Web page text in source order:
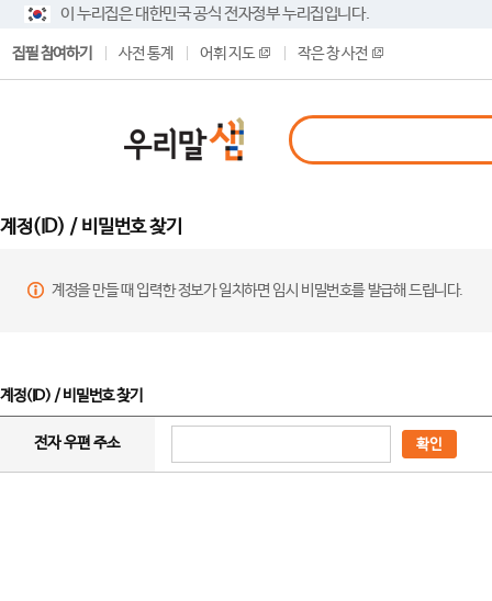
이 누리집은 대한민국 공식 전자정부 누리집입니다.
집필 참여하기 사전 통계 어휘 지도 작은 창 사전
계정(ID) / 비밀번호 찾기
계정을 만들 때 입력한 정보가 일치하면 임시 비밀번호를 발급해 드립니다.
계정(ID) / 비밀번호 찾기
전자 우편 주소 확인